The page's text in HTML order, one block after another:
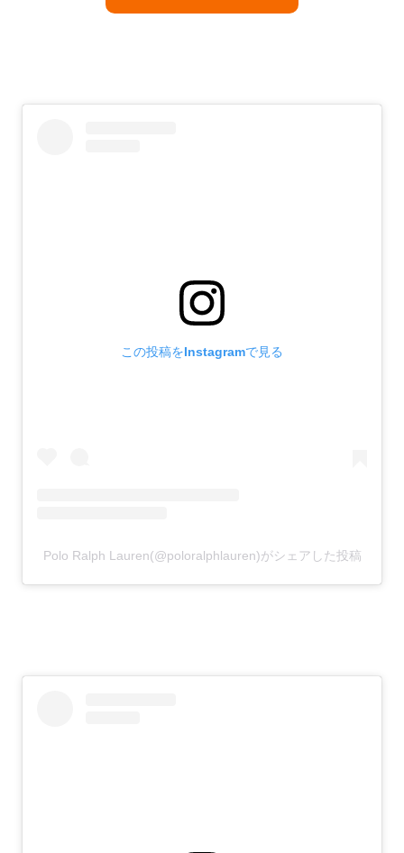
この投稿をInstagramで見る
Polo Ralph Lauren(@poloralphlauren)がシェアした投稿